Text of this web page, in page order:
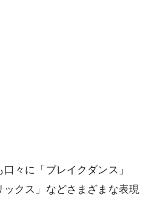
々に「ブレイクダンス」
ックス」などさまざまな表現